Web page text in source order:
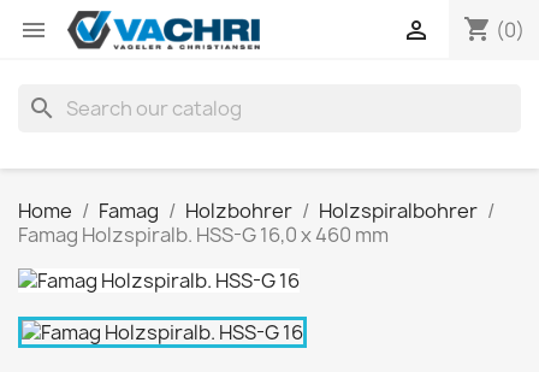
 shopping_cart (0)

search
Home Famag Holzbohrer
Holzspiralbohrer
Famag Holzspiralb. HSS-G 16,0 x 460 mm